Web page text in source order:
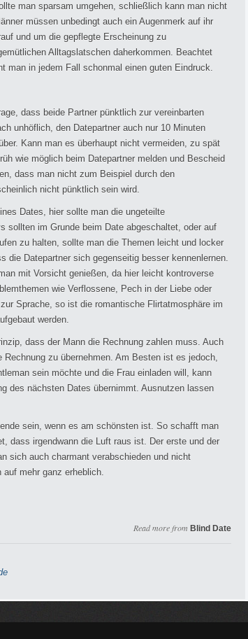
man sparsam umgehen, schließlich kann man nicht
müssen unbedingt auch ein Augenmerk auf ihr
und um die gepflegte Erscheinung zu
Alltagslatschen daherkommen. Beachtet
man in jedem Fall schonmal einen guten Eindruck.
dass beide Partner pünktlich zur vereinbarten
unhöflich, den Datepartner auch nur 10 Minuten
Kann man es überhaupt nicht vermeiden, zu spät
wie möglich beim Datepartner melden und Bescheid
dass man nicht zum Beispiel durch den
nicht pünktlich sein wird.
Dates, hier sollte man die ungeteilte
sollten im Grunde beim Date abgeschaltet, oder auf
zu halten, sollte man die Themen leicht und locker
die Datepartner sich gegenseitig besser kennenlernen.
mit Vorsicht genießen, da hier leicht kontroverse
wie Verflossene, Pech in der Liebe oder
Sprache, so ist die romantische Flirtatmosphäre im
werden.
dass der Mann die Rechnung zahlen muss. Auch
zu übernehmen. Am Besten ist es jedoch,
sein möchte und die Frau einladen will, kann
des nächsten Dates übernimmt. Ausnutzen lassen
sein, wenn es am schönsten ist. So schafft man
dass irgendwann die Luft raus ist. Der erste und der
sich auch charmant verabschieden und nicht
auf mehr ganz erheblich.
Read more from Blind Date